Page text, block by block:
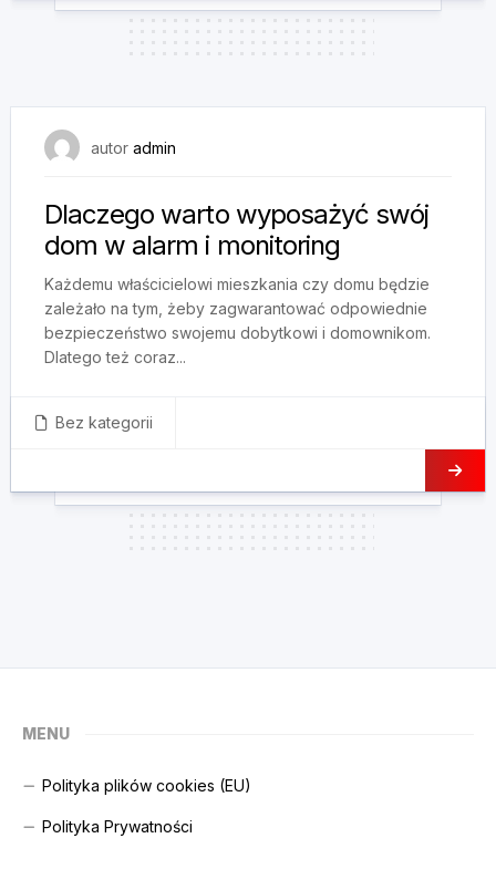
autor admin
Dlaczego warto wyposażyć swój
dom w alarm i monitoring
Każdemu właścicielowi mieszkania czy domu będzie
zależało na tym, żeby zagwarantować odpowiednie
bezpieczeństwo swojemu dobytkowi i domownikom.
Dlatego też coraz...
Bez kategorii
MENU
Polityka plików cookies (EU)
Polityka Prywatności